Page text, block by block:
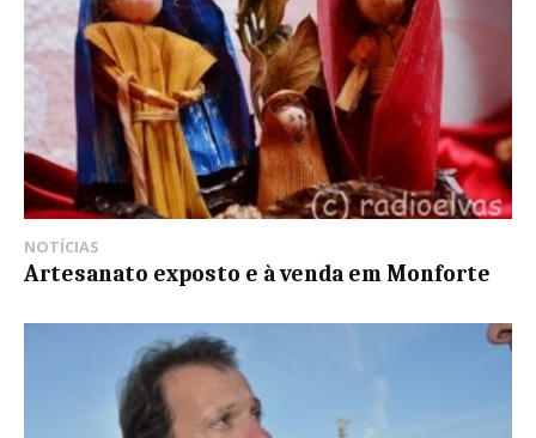
NOTÍCIAS
Artesanato exposto e à venda em Monforte